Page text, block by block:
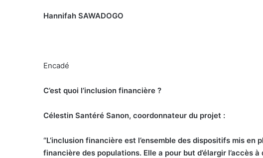
Hannifah SAWADOGO
Encadé
C’est quoi l’inclusion financière ?
Célestin Santéré Sanon, coordonnateur du projet :
‘’L’inclusion financière est l’ensemble des dispositifs mis
financière des populations. Elle a pour but d’élargir l’accès